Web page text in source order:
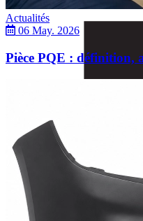
Actualités
06 May. 2026
Pièce PQE : définition,